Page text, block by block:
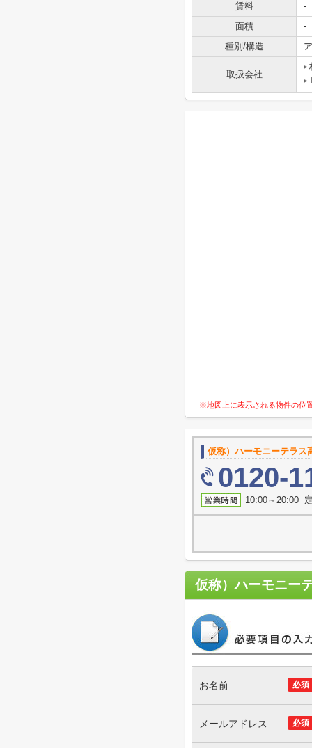
賃料
-
面積
-
種別/構造
取扱会社
※地図上に表示される物件の位
仮称）ハーモニーテラ
0120-
10:00～20:00
仮称）ハーモニー
必須
お名前
必須
メールアドレス